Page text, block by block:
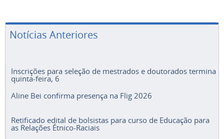
Notícias Anteriores
Inscrições para seleção de mestrados e doutorados termina
quinta-feira, 6
Aline Bei confirma presença na Flig 2026
Retificado edital de bolsistas para curso de Educação para
as Relações Étnico-Raciais